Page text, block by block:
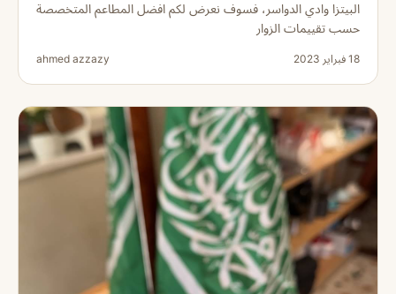
البيتزا وادي الدواسر، فسوف نعرض لكم افضل المطاعم المتخصصة
حسب تقييمات الزوار
18 فبراير 2023 ahmed azzazy